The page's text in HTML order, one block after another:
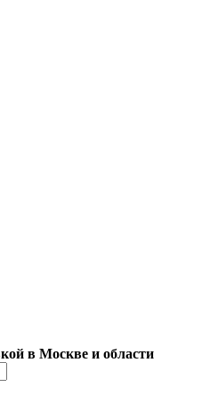
в Москве и области